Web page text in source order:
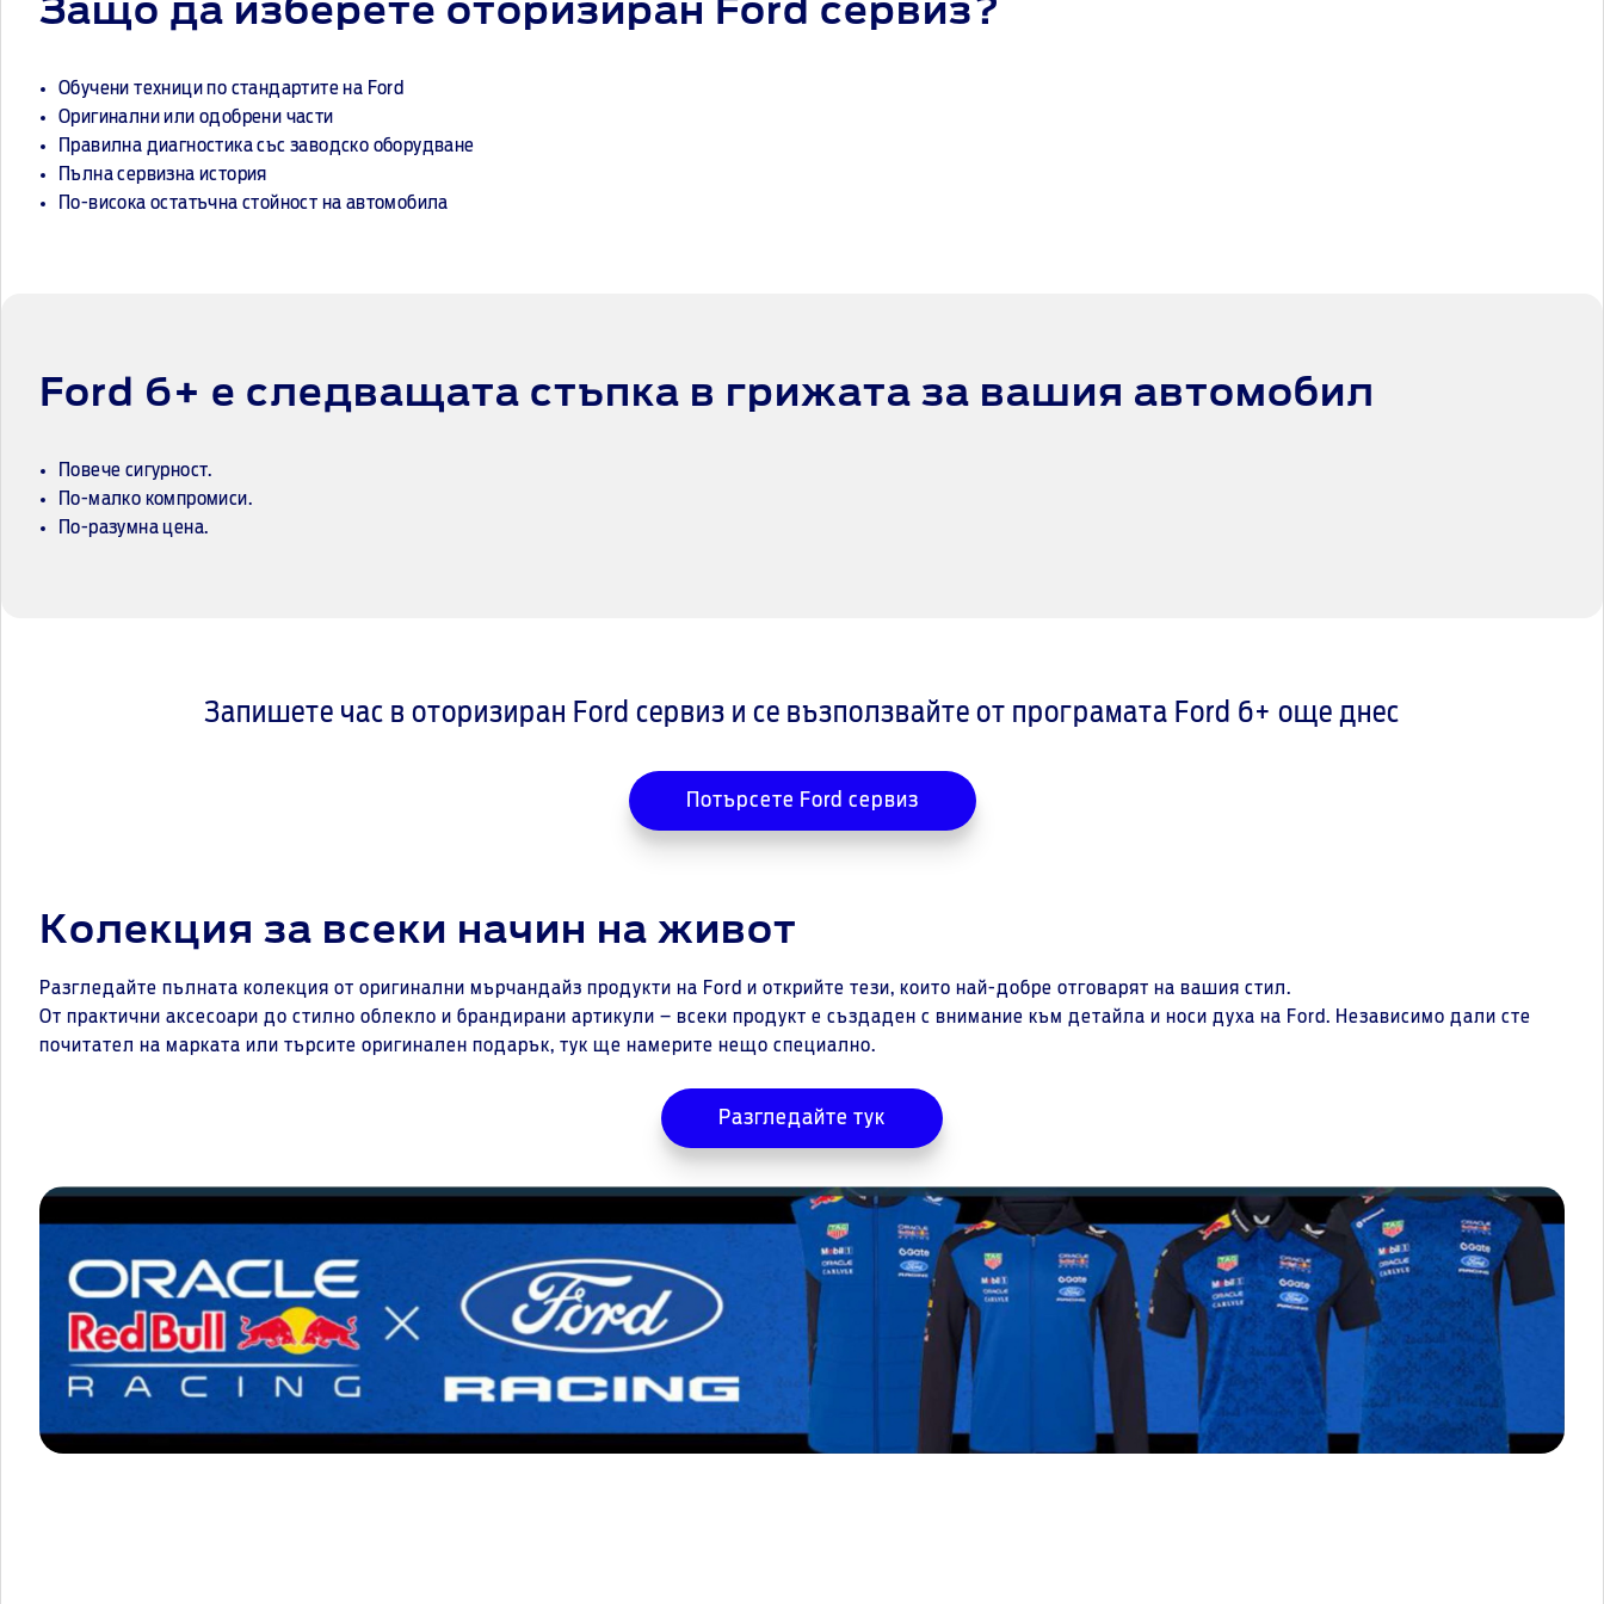
Защо да изберете оторизиран Ford сервиз?
Обучени техници по стандартите на Ford
Оригинални или одобрени части
Правилна диагностика със заводско оборудване
Пълна сервизна история
По-висока остатъчна стойност на автомобила
Ford 6+ е следващата стъпка в грижата за вашия автомобил
Повече сигурност.
По-малко компромиси.
По-разумна цена.
Запишете час в оторизиран Ford сервиз и се възползвайте от програмата Ford 6+ още днес
Потърсете Ford сервиз
Колекция за всеки начин на живот
Разгледайте пълната колекция от оригинални мърчандайз продукти на Ford и открийте тези, които най-добре отговарят на вашия стил.
От практични аксесоари до стилно облекло и брандирани артикули – всеки продукт е създаден с внимание към детайла и носи духа на Ford. Независимо дали сте
почитател на марката или търсите оригинален подарък, тук ще намерите нещо специално.
Разгледайте тук